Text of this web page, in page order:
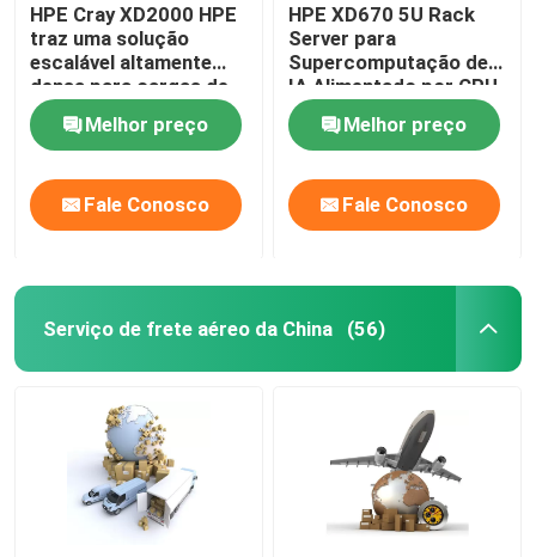
HPE Cray XD2000 HPE
traz uma solução
escalável altamente
densa para cargas de
trabalho de inferência
de HPC e IAMelhor preço
Fale Conosco
HPE XD670 5U Rack
Server para
Supercomputação de
IA Alimentado por CPU
Intel Xeon e GPU Nvidia
HopperMelhor preço
Fale Conosco
Serviço de frete aéreo da China (56)